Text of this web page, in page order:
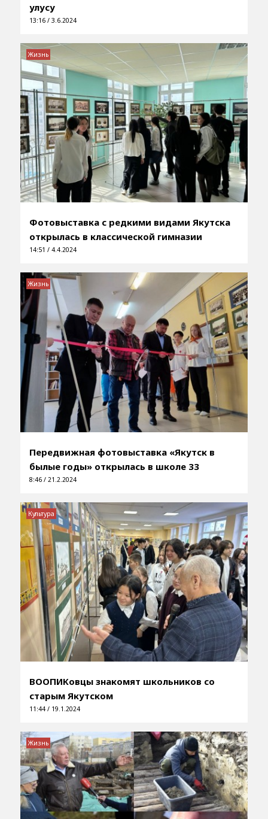
улусу
13:16 / 3.6.2024
Фотовыставка с редкими видами Якутска
открылась в классической гимназии
14:51 / 4.4.2024
Жизнь
Передвижная фотовыставка «Якутск в
былые годы» открылась в школе 33
8:46 / 21.2.2024
Жизнь
ВООПИКовцы знакомят школьников со
старым Якутском
11:44 / 19.1.2024
Культура
Жизнь